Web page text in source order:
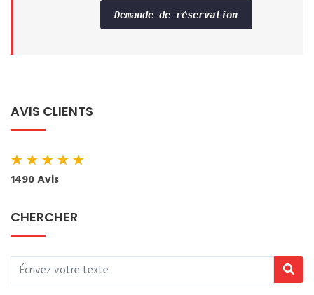
Demande de réservation
AVIS CLIENTS
★★★★★
1490 Avis
CHERCHER